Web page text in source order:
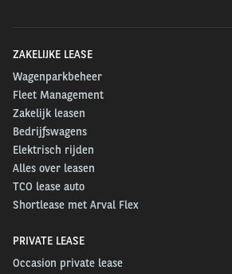
Waar zijn jullie als team van
verantwoordelijk voor?
Bjorn
Binnen het team van Arval Pro
klantbeheer voor klanten met een
dan 50% bestelwagens in de vloot
aandeel, maar dan vaak speciaal
ZAKELIJKE LEASE
Wagenparkbeheer
Fleet Management
Zakelijk leasen
Bedrijfswagens
Elektrisch rijden
Alles over leasen
TCO lease auto
Shortlease met Arval Flex
PRIVATE LEASE
Occasion private lease